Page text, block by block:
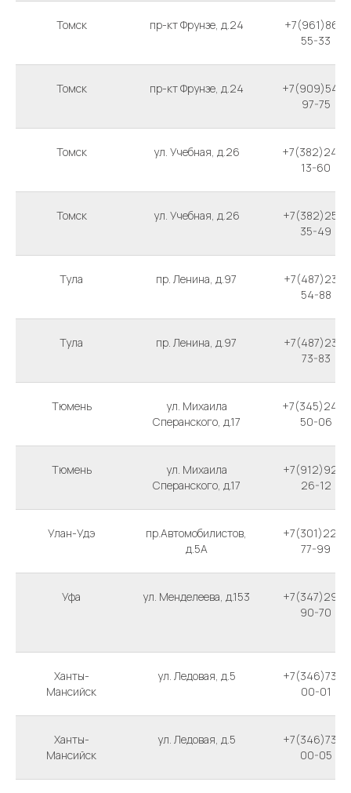
Томск пр-кт Фрунзе, д.24
+7(961)861-
55-33
Томск пр-кт Фрунзе, д.24
+7(909)543-
97-75
Томск ул. Учебная, д.26
+7(382)242-
13-60
Томск ул. Учебная, д.26
+7(382)254-
35-49
Тула пр. Ленина, д.97
+7(487)233-
54-88
Тула пр. Ленина, д.97
+7(487)233-
73-83
Тюмень
ул. Михаила
Сперанского, д.17
+7(345)249-
50-06
Тюмень
ул. Михаила
Сперанского, д.17
+7(912)923-
26-12
Улан-Удэ
пр.Автомобилистов,
д.5А
+7(301)229-
77-99
Уфа ул. Менделеева, д.153
+7(347)298-
90-70
Ханты-
Мансийск
ул. Ледовая, д.5
+7(346)730-
00-01
Ханты-
Мансийск
ул. Ледовая, д.5
+7(346)730-
00-05